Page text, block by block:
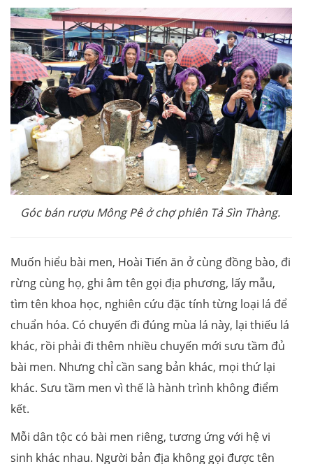
Góc bán rượu Mông Pê ở chợ phiên Tả Sìn Thàng.
Muốn hiểu bài men, Hoài Tiến ăn ở cùng đồng bào, đi
rừng cùng họ, ghi âm tên gọi địa phương, lấy mẫu,
tìm tên khoa học, nghiên cứu đặc tính từng loại lá để
chuẩn hóa. Có chuyến đi đúng mùa lá này, lại thiếu lá
khác, rồi phải đi thêm nhiều chuyến mới sưu tầm đủ
bài men. Nhưng chỉ cần sang bản khác, mọi thứ lại
khác. Sưu tầm men vì thế là hành trình không điểm
kết.
Mỗi dân tộc có bài men riêng, tương ứng với hệ vi
sinh khác nhau. Người bản địa không gọi được tên